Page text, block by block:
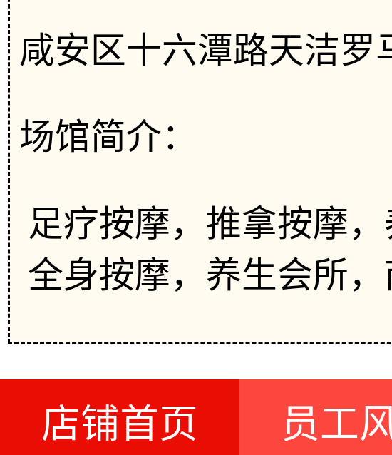
咸安区十六潭路天洁
场馆简介：
足疗按摩，推拿按摩
全身按摩，养生会所
店铺首页 员工